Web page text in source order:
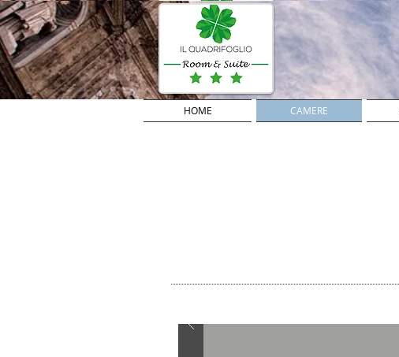
HOME CAMERE